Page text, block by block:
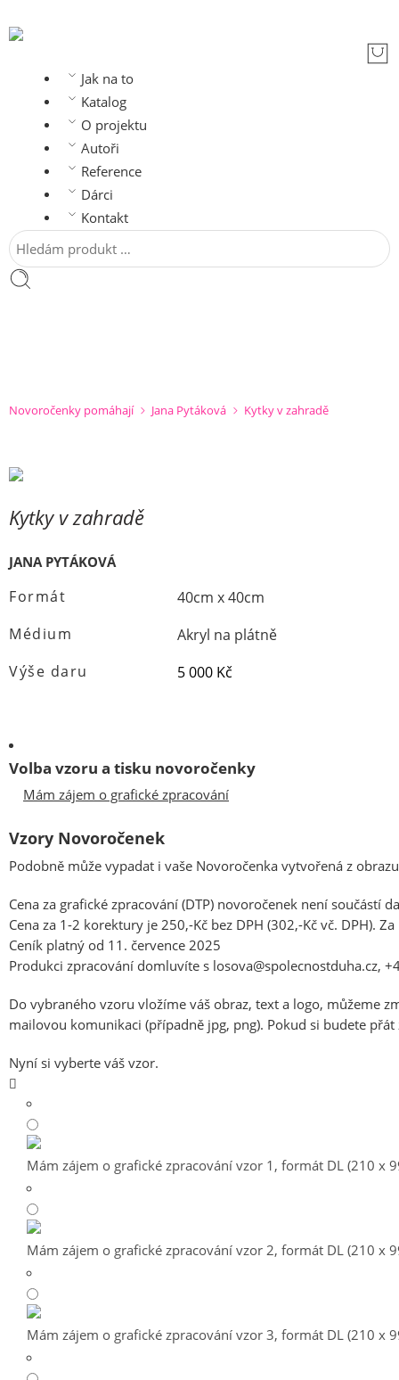
Jak na to
Katalog
O projektu
Autoři
Reference
Dárci
Kontakt
Novoročenky pomáhají Jana Pytáková Kytky v zahradě
Kytky v zahradě
JANA PYTÁKOVÁ
Formát
40cm x 40cm
Médium
Akryl na plátně
Výše daru
5 000 Kč
Volba vzoru a tisku novoročenky
Mám zájem o grafické zpracování
Vzory Novoročenek
Podobně může vypadat i vaše Novoročenka vytvořená z
Cena za grafické zpracování (DTP) novoročenek není součástí
Cena za 1-2 korektury je 250,-Kč bez DPH (302,-Kč vč. DPH).
Ceník platný od 11. července 2025
Produkci zpracování domluvíte s losova@spolecnostduha.cz,
Do vybraného vzoru vložíme váš obraz, text a logo, můžeme
mailovou komunikaci (případně jpg, png). Pokud si budete
Nyní si vyberte váš vzor.
Mám zájem o grafické zpracování vzor 1, formát DL (210 x
Mám zájem o grafické zpracování vzor 2, formát DL (210 x
Mám zájem o grafické zpracování vzor 3, formát DL (210 x